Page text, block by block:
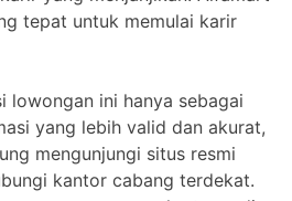
tepat untuk memulai karir
lowongan ini hanya sebagai
yang lebih valid dan akurat,
mengunjungi situs resmi
kantor cabang terdekat.